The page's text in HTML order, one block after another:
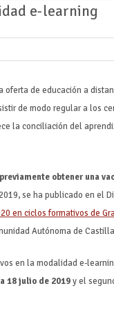
e-learning
de educación a
de modo regular a los
la conciliación del
obtener una
se ha publicado en el
en ciclos formativos de
Autónoma de
en la modalidad e-
18 julio de 2019y el